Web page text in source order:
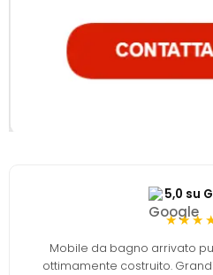
5,0 su
Mobile da bagno arrivato
ottimamente costruito.